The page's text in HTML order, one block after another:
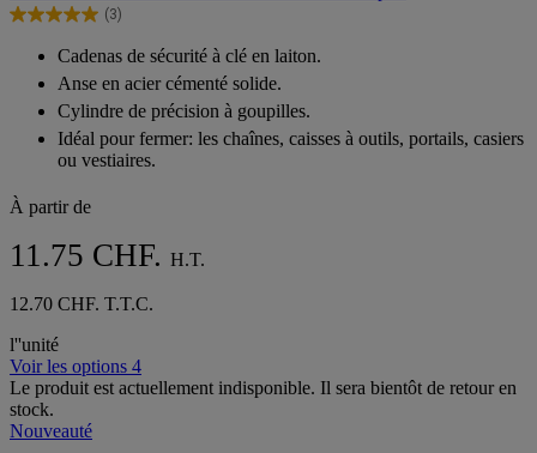
étoiles.
avis
(3)
5.0
étoiles.
Cadenas de sécurité à clé en laiton.
Anse en acier cémenté solide.
Cylindre de précision à goupilles.
Idéal pour fermer: les chaînes, caisses à outils, portails, casiers
ou vestiaires.
À partir de
11.75 CHF. H.T.
12.70 CHF. T.T.C.
l''unité
Voir les options 4
Le produit est actuellement indisponible. Il sera bientôt de retour en
stock.
Nouveauté